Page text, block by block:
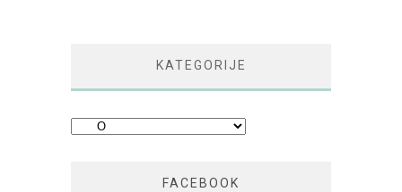
KATEGORIJE
Kategorije
FACEBOOK